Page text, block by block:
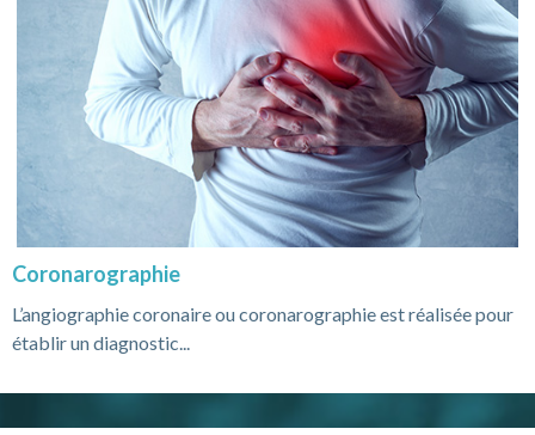
Coronarographie
L’angiographie coronaire ou coronarographie est réalisée pour
établir un diagnostic...